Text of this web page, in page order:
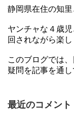
静岡県在住の知里
ヤンチャな４歳
回されながら楽
このブログでは
疑問を記事を通
最近のコメント